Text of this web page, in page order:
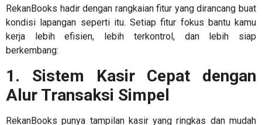
RekanBooks hadir dengan rangkaian fitur yang dirancang buat
kondisi lapangan seperti itu. Setiap fitur fokus bantu kamu
kerja lebih efisien, lebih terkontrol, dan lebih siap
berkembang:
1. Sistem Kasir Cepat dengan
Alur Transaksi Simpel
RekanBooks punya tampilan kasir yang ringkas dan mudah